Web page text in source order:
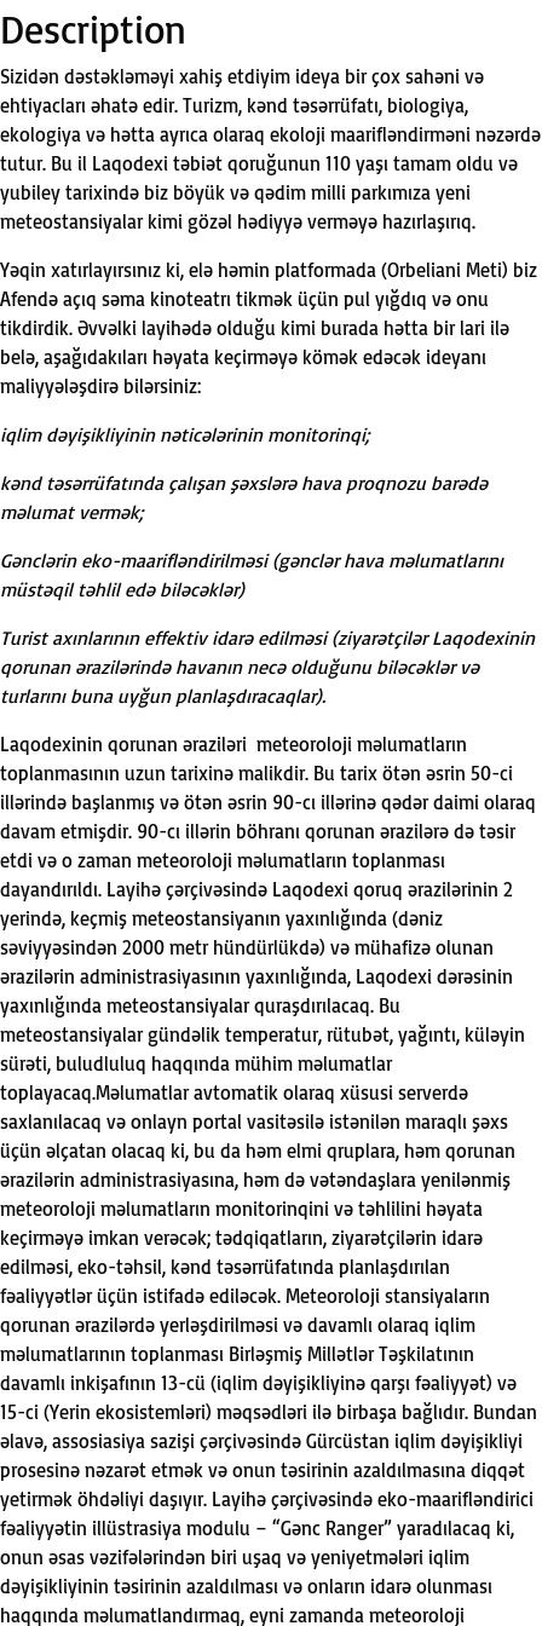
Description
Sizidən dəstəkləməyi xahiş etdiyim ideya bir çox sahəni və
ehtiyacları əhatə edir. Turizm, kənd təsərrüfatı, biologiya,
ekologiya və hətta ayrıca olaraq ekoloji maarifləndirməni nəzərdə
tutur. Bu il Laqodexi təbiət qoruğunun 110 yaşı tamam oldu və
yubiley tarixində biz böyük və qədim milli parkımıza yeni
meteostansiyalar kimi gözəl hədiyyə verməyə hazırlaşırıq.
Yəqin xatırlayırsınız ki, elə həmin platformada (Orbeliani Meti) biz
Afendə açıq səma kinoteatrı tikmək üçün pul yığdıq və onu
tikdirdik. Əvvəlki layihədə olduğu kimi burada hətta bir lari ilə
belə, aşağıdakıları həyata keçirməyə kömək edəcək ideyanı
maliyyələşdirə bilərsiniz:
iqlim dəyişikliyinin nəticələrinin monitorinqi;
kənd təsərrüfatında çalışan şəxslərəhava proqnozu barədə
məlumat vermək;
Gənclərin eko-maarifləndirilməsi (gənclər hava məlumatlarını
müstəqil təhlil edəbiləcəklər)
Turist axınlarının effektiv idarəedilməsi (ziyarətçilər Laqodexinin
qorunan ərazilərindəhavanın necəolduğunu biləcəklər və
turlarını buna uyğun planlaşdıracaqlar).
Laqodexinin qorunan əraziləri meteoroloji məlumatların
toplanmasının uzun tarixinə malikdir. Bu tarix ötən əsrin 50-ci
illərində başlanmış və ötən əsrin 90-cı illərinə qədər daimi olaraq
davam etmişdir. 90-cı illərin böhranı qorunan ərazilərə də təsir
etdi və o zaman meteoroloji məlumatların toplanması
dayandırıldı. Layihə çərçivəsində Laqodexi qoruq ərazilərinin 2
yerində, keçmiş meteostansiyanın yaxınlığında (dəniz
səviyyəsindən 2000 metr hündürlükdə) və mühafizə olunan
ərazilərin administrasiyasının yaxınlığında, Laqodexi dərəsinin
yaxınlığında meteostansiyalar quraşdırılacaq. Bu
meteostansiyalar gündəlik temperatur, rütubət, yağıntı, küləyin
sürəti, buludluluq haqqında mühim məlumatlar
toplayacaq.Məlumatlar avtomatik olaraq xüsusi serverdə
saxlanılacaq və onlayn portal vasitəsilə istənilən maraqlı şəxs
üçün əlçatan olacaq ki, bu da həm elmi qruplara, həm qorunan
ərazilərin administrasiyasına, həm də vətəndaşlara yenilənmiş
meteoroloji məlumatların monitorinqini və təhlilini həyata
keçirməyə imkan verəcək; tədqiqatların, ziyarətçilərin idarə
edilməsi, eko-təhsil, kənd təsərrüfatında planlaşdırılan
fəaliyyətlər üçün istifadə ediləcək. Meteoroloji stansiyaların
qorunan ərazilərdə yerləşdirilməsi və davamlı olaraq iqlim
məlumatlarının toplanması Birləşmiş Millətlər Təşkilatının
davamlı inkişafının 13-cü (iqlim dəyişikliyinə qarşı fəaliyyət) və
15-ci (Yerin ekosistemləri) məqsədləri ilə birbaşa bağlıdır. Bundan
əlavə, assosiasiya sazişi çərçivəsində Gürcüstan iqlim dəyişikliyi
prosesinə nəzarət etmək və onun təsirinin azaldılmasına diqqət
yetirmək öhdəliyi daşıyır. Layihə çərçivəsində eko-maarifləndirici
fəaliyyətin illüstrasiya modulu – “Gənc Ranger” yaradılacaq ki,
onun əsas vəzifələrindən biri uşaq və yeniyetmələri iqlim
dəyişikliyinin təsirinin azaldılması və onların idarə olunması
haqqında məlumatlandırmaq, eyni zamanda meteoroloji